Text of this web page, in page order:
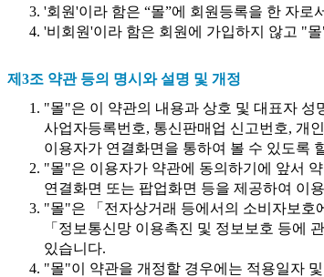
'회원'이라 함은 “몰”에 회원등록을 한 자
'비회원'이라 함은 회원에 가입하지 않고 "
제3조 약관 등의 명시와 설명 및 개정
"몰"은 이 약관의 내용과 상호 및 대표자 성
사업자등록번호, 통신판매업 신고번호, 개
이용자가 연결화면을 통하여 볼 수 있도록
"몰"은 이용자가 약관에 동의하기에 앞서
연결화면 또는 팝업화면 등을 제공하여 이
"몰"은 「전자상거래 등에서의 소비자보호
「정보통신망 이용촉진 및 정보보호 등에
있습니다.
"몰"이 약관을 개정할 경우에는 적용일자